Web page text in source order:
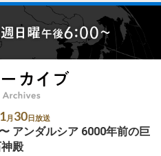
月 30日放送
アンダルシア 6000年前の巨
殿